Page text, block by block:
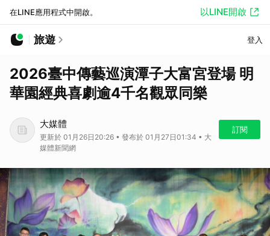
在LINE應用程式中開啟。 以LINE開啟
旅遊 登入
2026臺中傳藝巡演潭子大富宮登場 明
華園經典喜劇逾4千名觀眾同樂
大媒體
更新於 01月26日20:26 • 發布於 01月27日01:34 • 大
媒體新聞網
訂閱